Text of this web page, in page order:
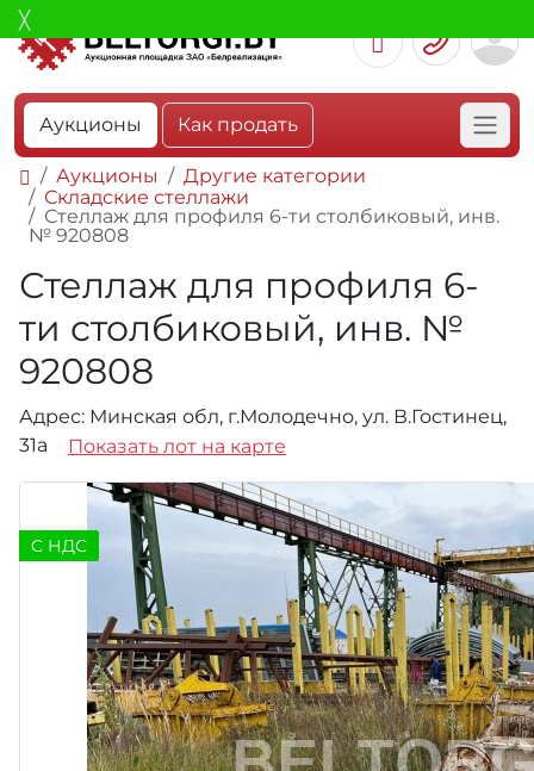
Аукционы Как продать
Аукционы
Другие категории
Складские стеллажи
Стеллаж для профиля 6-ти столбиковый, инв.
№ 920808
Стеллаж для профиля 6-
ти столбиковый, инв. №
920808
Адрес: Минская обл, г.Молодечно, ул. В.Гостинец,
31а
Показать лот на карте
C НДС